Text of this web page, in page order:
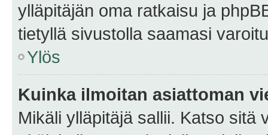
ylläpitäjän oma ratkaisu ja
tietyllä sivustolla saamasi
Ylös
Kuinka ilmoitan asiattoman
Mikäli ylläpitäjä sallii. Katso sitä